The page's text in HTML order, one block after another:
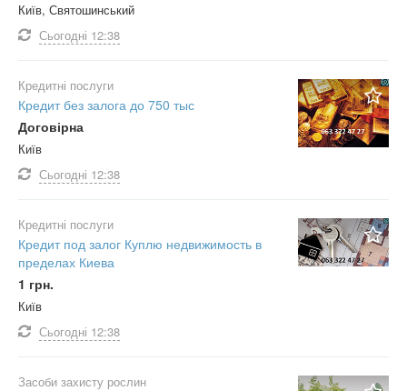
Київ, Святошинський
Сьогодні 12:38
Кредитні послуги
Кредит без залога до 750 тыс
Договірна
Київ
Сьогодні 12:38
Кредитні послуги
Кредит под залог Куплю недвижимость в
пределах Киева
1 грн.
Київ
Сьогодні 12:38
Засоби захисту рослин